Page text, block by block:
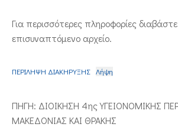
Για περισσότερες πληροφορίες
επισυναπτόμενο αρχείο.
ΠΕΡΙΛΗΨΗ ΔΙΑΚΗΡΥΞΗΣ Λήψη
ΠΗΓΗ: ΔΙΟΙΚΗΣΗ 4ης ΥΓΕΙΟΝΟΜΙΚΗΣ
ΜΑΚΕΔΟΝΙΑΣ ΚΑΙ ΘΡΑΚΗΣ